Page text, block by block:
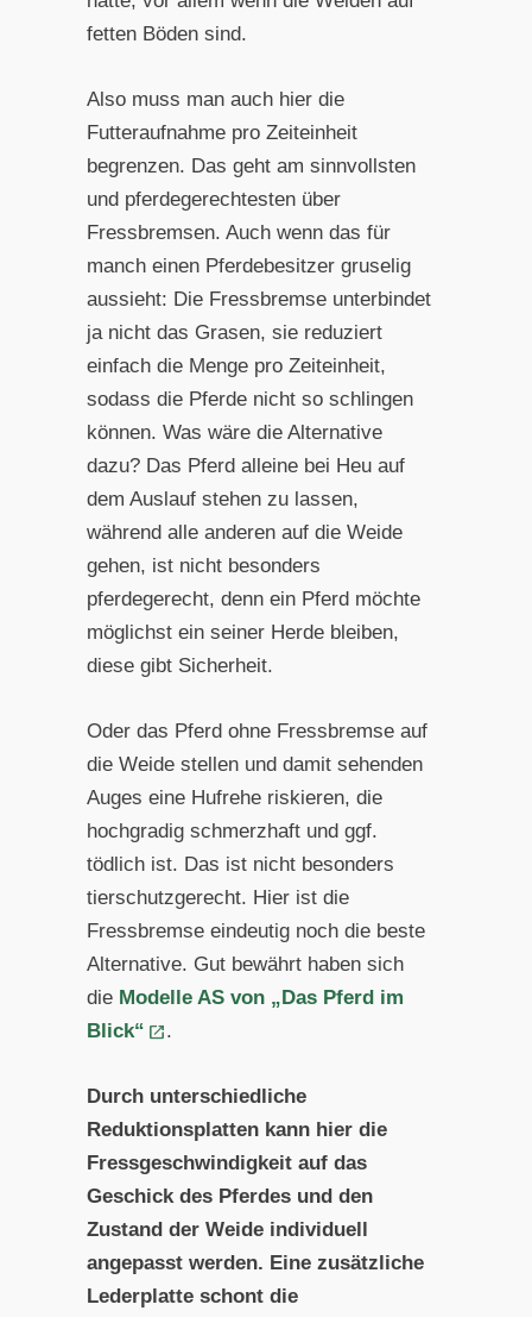
fetten Böden sind.
Also muss man auch hier die
Futteraufnahme pro Zeiteinheit
begrenzen. Das geht am sinnvollsten
und pferdegerechtesten über
Fressbremsen. Auch wenn das für
manch einen Pferdebesitzer gruselig
aussieht: Die Fressbremse unterbindet
ja nicht das Grasen, sie reduziert
einfach die Menge pro Zeiteinheit,
sodass die Pferde nicht so schlingen
können. Was wäre die Alternative
dazu? Das Pferd alleine bei Heu auf
dem Auslauf stehen zu lassen,
während alle anderen auf die Weide
gehen, ist nicht besonders
pferdegerecht, denn ein Pferd möchte
möglichst ein seiner Herde bleiben,
diese gibt Sicherheit.
Oder das Pferd ohne Fressbremse auf
die Weide stellen und damit sehenden
Auges eine Hufrehe riskieren, die
hochgradig schmerzhaft und ggf.
tödlich ist. Das ist nicht besonders
tierschutzgerecht. Hier ist die
Fressbremse eindeutig noch die beste
Alternative. Gut bewährt haben sich
die Modelle AS von „Das Pferd im
Blick“
.
Durch unterschiedliche
Reduktionsplatten kann hier die
Fressgeschwindigkeit auf das
Geschick des Pferdes und den
Zustand der Weide individuell
angepasst werden. Eine zusätzliche
Lederplatte schont die